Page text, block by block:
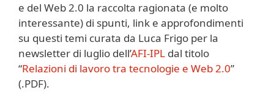
e del Web 2.0 la raccolta ragionata (e molto
interessante) di spunti, link e approfondimenti
su questi temi curata da Luca Frigo per la
newsletter di luglio dell’AFI-IPL dal titolo
“Relazioni di lavoro tra tecnologie e Web 2.0”
(.PDF).